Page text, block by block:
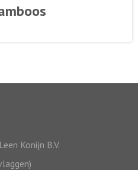
Konijn B.V.